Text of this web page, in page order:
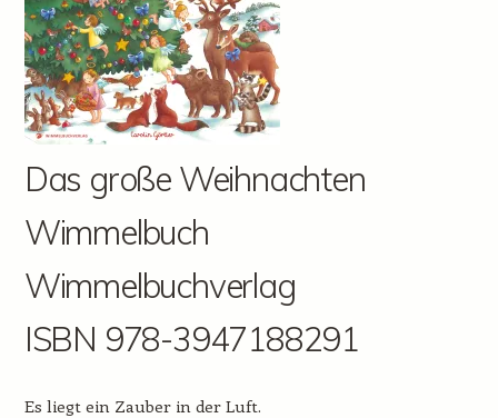
Das große Weihnachten
Wimmelbuch
Wimmelbuchverlag
ISBN 978-3947188291
Es liegt ein Zauber in der Luft.